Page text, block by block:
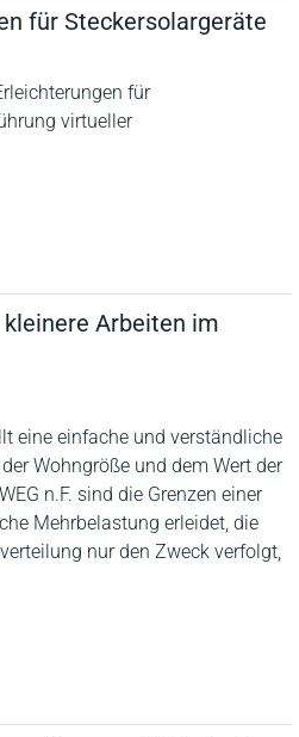
für Steckersolargeräte
für
virtueller
kleinere Arbeiten im
eine einfache und verständliche
Wohngröße und dem Wert der
n.F. sind die Grenzen einer
Mehrbelastung erleidet, die
nur den Zweck verfolgt,